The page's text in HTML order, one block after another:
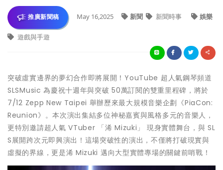
推廣新聞稿 May 16,2025 新聞 新聞時事 娛樂
遊戲與手遊
突破虛實邊界的夢幻合作即將展開！YouTube 超人氣鋼琴頻道
SLSMusic 為慶祝十週年與突破 50萬訂閱的雙重里程碑，將於
7/12 Zepp New Taipei 舉辦歷來最大規模音樂企劃《PiaCon:
Reunion》。本次演出集結多位神秘嘉賓與風格多元的音樂人，
更特別邀請超人氣 VTuber 「浠 Mizuki」 現身實體舞台，與 SL
S展開跨次元即興演出！這場突破性的演出，不僅將打破現實與
虛擬的界線，更是浠 Mizuki 邁向大型實體專場的關鍵前哨戰！